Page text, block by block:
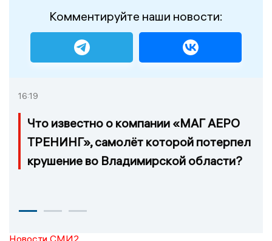
Комментируйте наши новости:
16:19
Что известно о компании «МАГ АЕРО
ТРЕНИНГ», самолёт которой потерпел
крушение во Владимирской области?